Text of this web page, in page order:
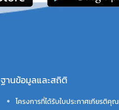
ฐานข้อมูลและสถิติ
โครงการที่ได้รับใบประกาศเกียรติคุณ